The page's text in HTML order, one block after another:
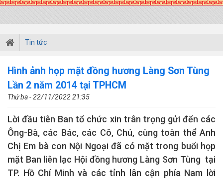
Tin tức
Hình ảnh họp mặt đồng hương Làng Sơn Tùng
Lần 2 năm 2014 tại TPHCM
Thứ ba - 22/11/2022 21:35
Lời đầu tiên Ban tổ chức xin trân trọng gửi đến các
Ông-Bà, các Bác, các Cô, Chú, cùng toàn thể Anh
Chị Em bà con Nội Ngoại đã có mặt trong buổi họp
mặt Ban liên lạc Hội đồng hương Làng Sơn Tùng tại
TP. Hồ Chí Minh và các tỉnh lân cận phía Nam lời